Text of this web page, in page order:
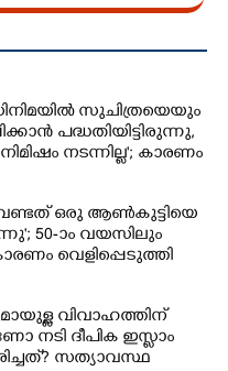
സുചിത്രയെയും
പദ്ധതിയിട്ടിരുന്നു,​
നടന്നില്ല'; കാരണം
ഒരു ആൺകുട്ടിയെ
50-ാം വയസിലും
വെളിപ്പെടുത്തി
വിവാഹത്തിന്
നടി ദീപിക ഇസ്ലാം
സത്യാവസ്ഥ